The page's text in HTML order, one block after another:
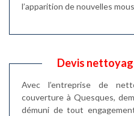
l’apparition de nouvelles
Devis
Avec l’entreprise de
couverture à Quesques,
démuni de tout